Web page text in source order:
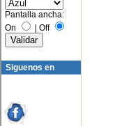
Pantalla ancha:
On
| Off
Siguenos en